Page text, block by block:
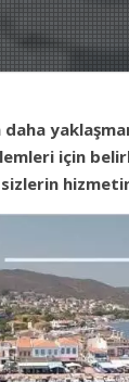
için